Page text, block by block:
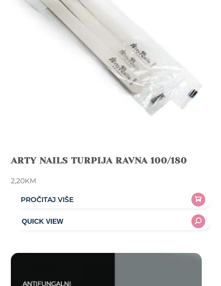
ARTY NAILS TURPIJA RAVNA 100/180
2,20KM
PROČITAJ VIŠE